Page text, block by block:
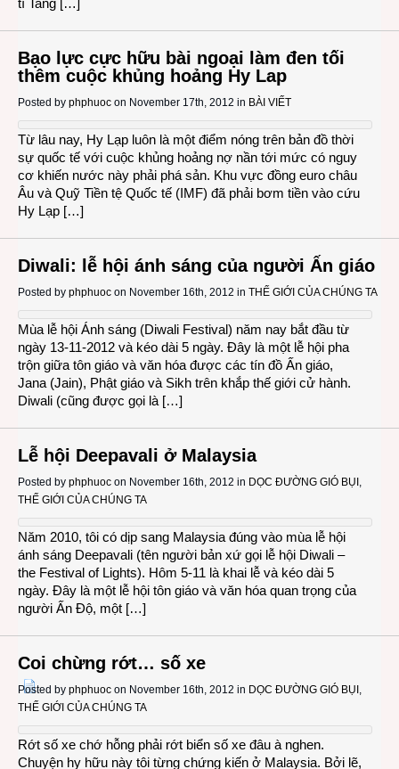
tí Tang […]
Bạo lực cực hữu bài ngoại làm đen tối
thêm cuộc khủng hoảng Hy Lap
Posted by phphuoc on November 17th, 2012 in BÀI VIẾT
Từ lâu nay, Hy Lạp luôn là một điểm nóng trên bản đồ thời
sự quốc tế với cuộc khủng hoảng nợ nần tới mức có nguy
cơ khiến nước này phải phá sản. Khu vực đồng euro châu
Âu và Quỹ Tiền tệ Quốc tế (IMF) đã phải bơm tiền vào cứu
Hy Lạp […]
Diwali: lễ hội ánh sáng của người Ấn giáo
Posted by phphuoc on November 16th, 2012 in THẾ GIỚI CỦA CHÚNG TA
Mùa lễ hội Ánh sáng (Diwali Festival) năm nay bắt đầu từ
ngày 13-11-2012 và kéo dài 5 ngày. Đây là một lễ hội pha
trộn giữa tôn giáo và văn hóa được các tín đồ Ấn giáo,
Jana (Jain), Phật giáo và Sikh trên khắp thế giới cử hành.
Diwali (cũng được gọi là […]
Lễ hội Deepavali ở Malaysia
Posted by phphuoc on November 16th, 2012 in DỌC ĐƯỜNG GIÓ BỤI ,
THẾ GIỚI CỦA CHÚNG TA
Năm 2010, tôi có dịp sang Malaysia đúng vào mùa lễ hội
ánh sáng Deepavali (tên người bản xứ gọi lễ hội Diwali –
the Festival of Lights). Hôm 5-11 là khai lễ và kéo dài 5
ngày. Đây là một lễ hội tôn giáo và văn hóa quan trọng của
người Ấn Độ, một […]
Coi chừng rớt… số xe
Posted by phphuoc on November 16th, 2012 in DỌC ĐƯỜNG GIÓ BỤI ,
THẾ GIỚI CỦA CHÚNG TA
Rớt số xe chớ hỗng phải rớt biển số xe đâu à nghen.
Chuyện hy hữu này tôi từng chứng kiến ở Malaysia. Bởi lẽ,